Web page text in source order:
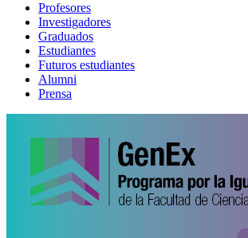
Profesores
Investigadores
Graduados
Estudiantes
Futuros estudiantes
Alumni
Prensa